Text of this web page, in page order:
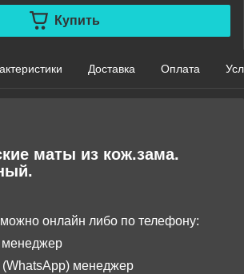
Купить
Доставка Оплата
маты из кож.зама.
онлайн либо по телефону:
менеджер
(WhatsApp) менеджер